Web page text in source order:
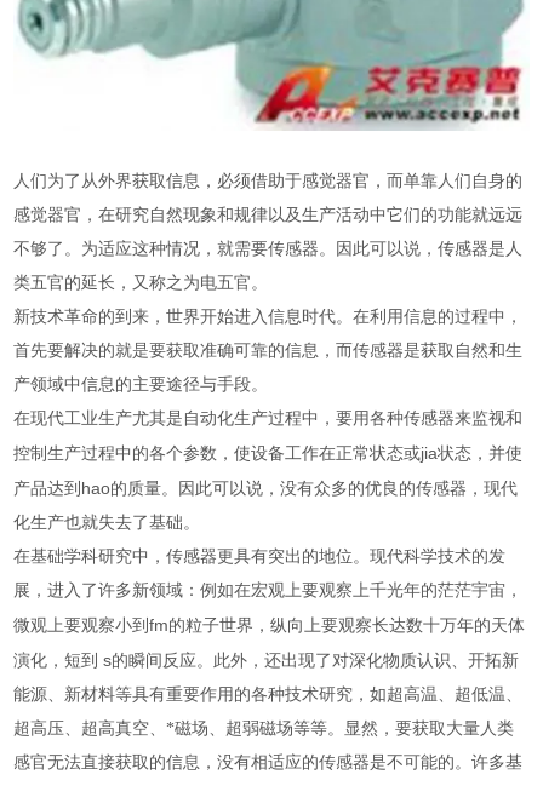
人们为了从外界获取信息，必须借助于感觉器官，而单靠人们自身的
感觉器官，在研究自然现象和规律以及生产活动中它们的功能就远远
不够了。为适应这种情况，就需要传感器。因此可以说，传感器是人
类五官的延长，又称之为电五官。
新技术革命的到来，世界开始进入信息时代。在利用信息的过程中，
首先要解决的就是要获取准确可靠的信息，而传感器是获取自然和生
产领域中信息的主要途径与手段。
在现代工业生产尤其是自动化生产过程中，要用各种传感器来监视和
控制生产过程中的各个参数，使设备工作在正常状态或jia状态，并使
产品达到 hao的质量。因此可以说，没有众多的优良的传感器，现代
化生产也就失去了基础。
在基础学科研究中，传感器更具有突出的地位。现代科学技术的发
展，进入了许多新领域：例如在宏观上要观察上千光年的茫茫宇宙，
微观上要观察小到fm的粒子世界，纵向上要观察长达数十万年的天体
演化，短到 s的瞬间反应。此外，还出现了对深化物质认识、开拓新
能源、新材料等具有重要作用的各种技术研究，如超高温、超低温、
超高压、超高真空、*磁场、超弱磁场等等。显然，要获取大量人类
感官无法直接获取的信息，没有相适应的传感器是不可能的。许多基